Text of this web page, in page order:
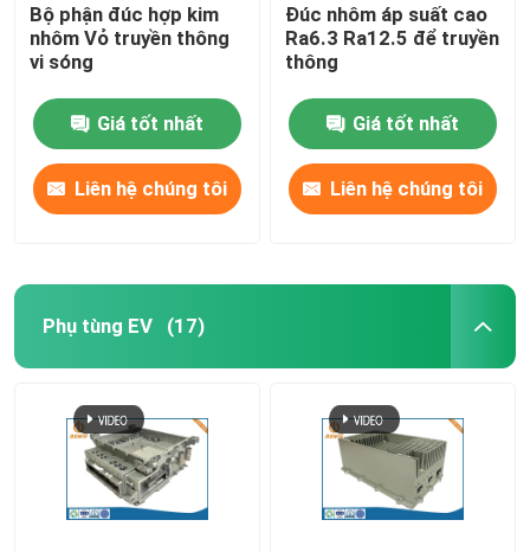
Bộ phận đúc hợp kim
nhôm Vỏ truyền thông
vi sóng
Giá tốt nhất
Liên hệ chúng tôi
Đúc nhôm áp suất cao
Ra6.3 Ra12.5 để truyền
thông
Giá tốt nhất
Liên hệ chúng tôi
Phụ tùng EV (17)